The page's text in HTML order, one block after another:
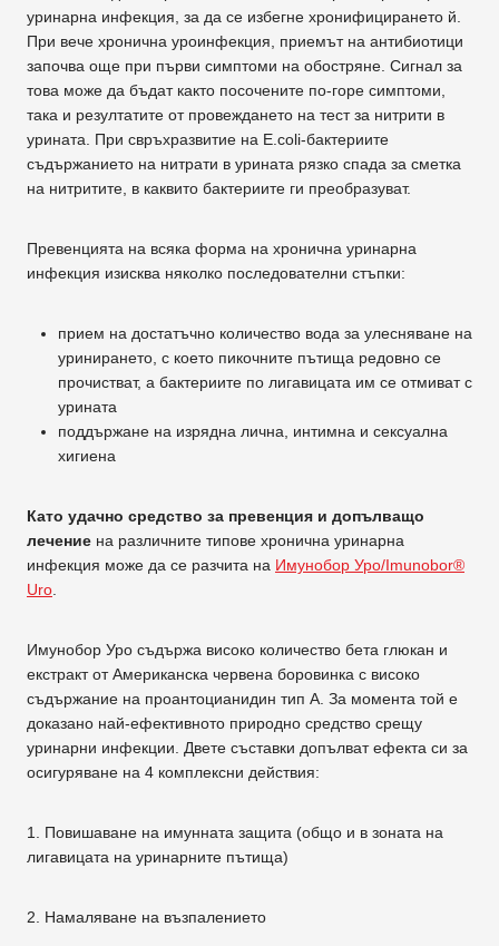
уринарна инфекция, за да се избегне хронифицирането й.
При вече хронична уроинфекция, приемът на антибиотици
започва още при първи симптоми на обостряне. Сигнал за
това може да бъдат както посочените по-горе симптоми,
така и резултатите от провеждането на тест за нитрити в
урината. При свръхразвитие на E.coli-бактериите
съдържанието на нитрати в урината рязко спада за сметка
на нитритите, в каквито бактериите ги преобразуват.
Превенцията на всяка форма на хронична уринарна
инфекция изисква няколко последователни стъпки:
прием на достатъчно количество вода за улесняване на
уринирането, с което пикочните пътища редовно се
прочистват, а бактериите по лигавицата им се отмиват с
урината
поддържане на изрядна лична, интимна и сексуална
хигиена
Като удачно средство за превенция и допълващо
лечение на различните типове хронична уринарна
инфекция може да се разчита на Имунобор Уро/Imunobor®
Uro
Имунобор Уро съдържа високо количество бета глюкан и
екстракт от Американска червена боровинка с високо
съдържание на проантоцианидин тип А. За момента той е
доказано най-ефективното природно средство срещу
уринарни инфекции. Двете съставки допълват ефекта си за
осигуряване на 4 комплексни действия:
1. Повишаване на имунната защита (общо и в зоната на
лигавицата на уринарните пътища)
2. Намаляване на възпалението